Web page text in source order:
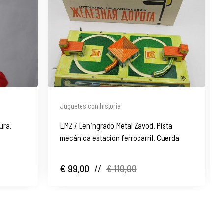
Juguetes con historia
LMZ / Leningrado Metal Zavod. Pista
mecánica estación ferrocarril. Cuerda
€ 99,00 // € 110,00